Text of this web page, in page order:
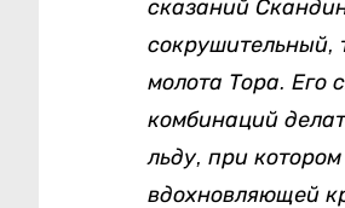
сказаний
сокрушительный,
молота Тора. Его
комбинаций
льду, при
вдохновляющей